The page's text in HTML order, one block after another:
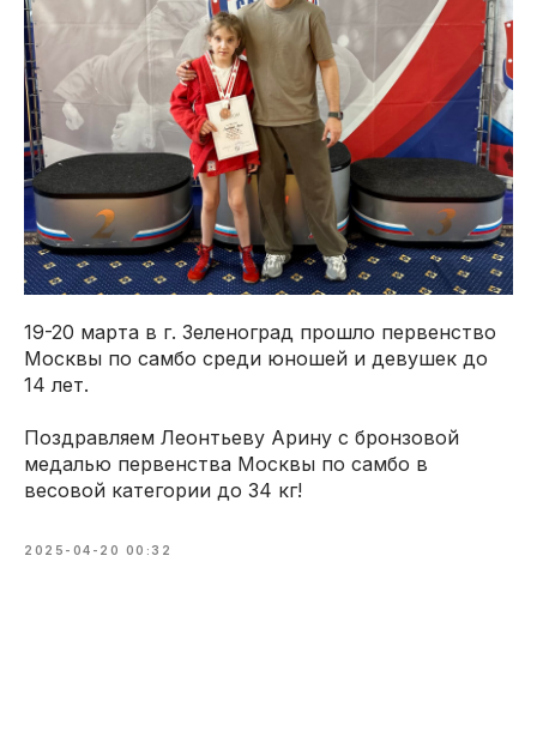
19-20 марта в г. Зеленоград прошло первенство
Москвы по самбо среди юношей и девушек до
14 лет.
Поздравляем Леонтьеву Арину с бронзовой
медалью первенства Москвы по самбо в
весовой категории до 34 кг!
2025-04-20 00:32